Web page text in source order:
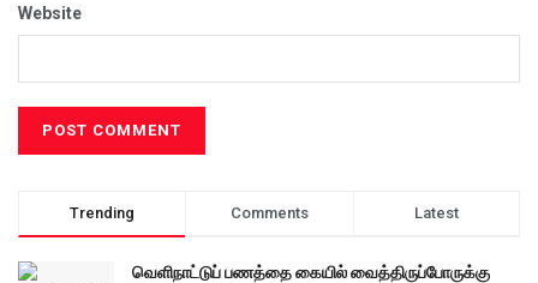
Website
Trending Comments Latest
வெளிநாட்டுப் பணத்தை கையில் வைத்திருப்போருக்கு